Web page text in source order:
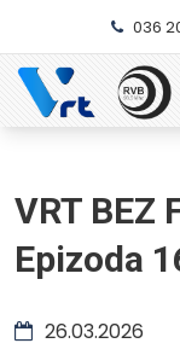
036
VRT BEZ
Epizoda
26.03.2026